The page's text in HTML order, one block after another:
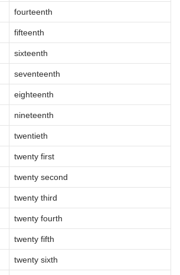
fourteenth
fifteenth
sixteenth
seventeenth
eighteenth
nineteenth
twentieth
twenty first
twenty second
twenty third
twenty fourth
twenty fifth
twenty sixth